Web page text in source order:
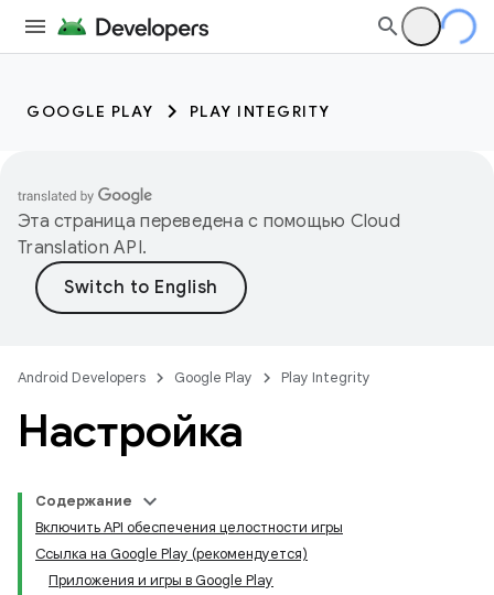
GOOGLE PLAY PLAY INTEGRITY
Эта страница переведена с помощью Cloud
Translation API.
Android Developers Google Play Play Integrity
Настройка
Содержание
Включить API обеспечения целостности игры
Ссылка на Google Play (рекомендуется)
Приложения и игры в Google Play